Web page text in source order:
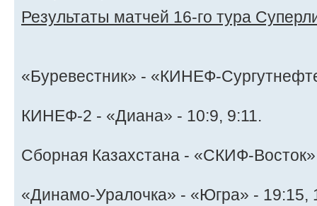
Результаты матчей 16-го тура
«Буревестник» - «КИНЕФ-
КИНЕФ-2 - «Диана» - 10:9, 9:11.
Сборная Казахстана - «СКИФ-
«Динамо-Уралочка» - «Югра» - 19:15,